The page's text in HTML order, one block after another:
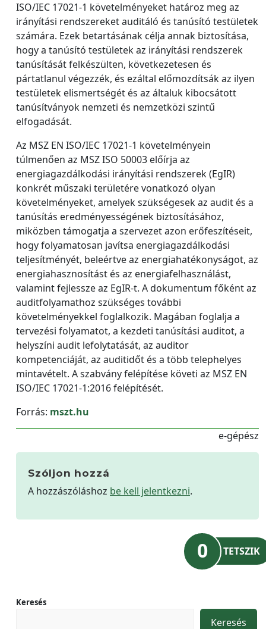
ISO/IEC 17021-1 követelményeket határoz meg az
irányítási rendszereket auditáló és tanúsító testületek
számára. Ezek betartásának célja annak biztosítása,
hogy a tanúsító testületek az irányítási rendszerek
tanúsítását felkészülten, következetesen és
pártatlanul végezzék, és ezáltal előmozdítsák az ilyen
testületek elismertségét és az általuk kibocsátott
tanúsítványok nemzeti és nemzetközi szintű
elfogadását.
Az MSZ EN ISO/IEC 17021-1 követelményein
túlmenően az MSZ ISO 50003 előírja az
energiagazdálkodási irányítási rendszerek (EgIR)
konkrét műszaki területére vonatkozó olyan
követelményeket, amelyek szükségesek az audit és a
tanúsítás eredményességének biztosításához,
miközben támogatja a szervezet azon erőfeszítéseit,
hogy folyamatosan javítsa energiagazdálkodási
teljesítményét, beleértve az energiahatékonyságot, az
energiahasznosítást és az energiafelhasználást,
valamint fejlessze az EgIR-t. A dokumentum főként az
auditfolyamathoz szükséges további
követelményekkel foglalkozik. Magában foglalja a
tervezési folyamatot, a kezdeti tanúsítási auditot, a
helyszíni audit lefolytatását, az auditor
kompetenciáját, az auditidőt és a több telephelyes
mintavételt. A szabvány felépítése követi az MSZ EN
ISO/IEC 17021-1:2016 felépítését.
Forrás: mszt.hu
e-gépész
Szóljon hozzá
A hozzászóláshoz be kell jelentkezni.
0 TETSZIK
Keresés
Keresés